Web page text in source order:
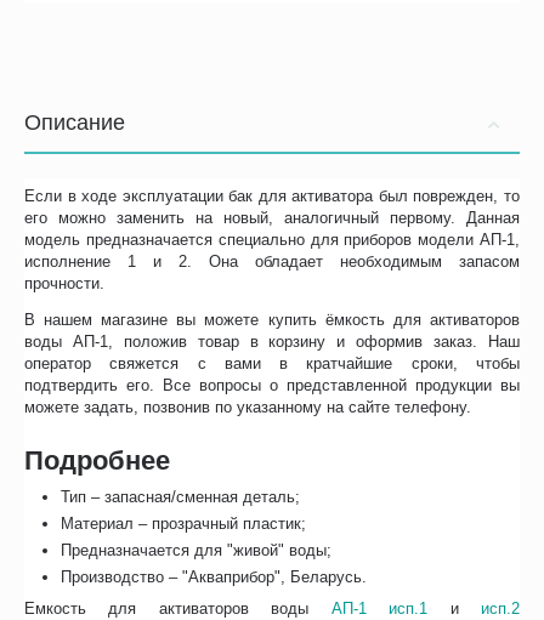
Описание
Если в ходе эксплуатации бак для активатора был поврежден, то
его можно заменить на новый, аналогичный первому. Данная
модель предназначается специально для приборов модели АП-1,
исполнение 1 и 2. Она обладает необходимым запасом
прочности.
В нашем магазине вы можете купить ёмкость для активаторов
воды АП-1, положив товар в корзину и оформив заказ. Наш
оператор свяжется с вами в кратчайшие сроки, чтобы
подтвердить его. Все вопросы о представленной продукции вы
можете задать, позвонив по указанному на сайте телефону.
Подробнее
Тип – запасная/сменная деталь;
Материал – прозрачный пластик;
Предназначается для "живой" воды;
Производство – "Акваприбор", Беларусь.
Емкость для активаторов воды АП-1 исп.1 и исп.2